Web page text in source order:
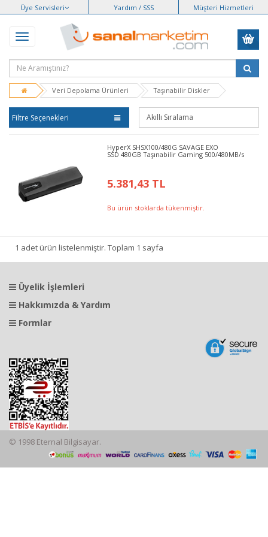
Üye Servisleri Yardım / SSS Müşteri Hizmetleri
Veri Depolama Ürünleri Taşınabilir Diskler
Filtre Seçenekleri
HyperX SHSX100/480G SAVAGE EXO
SSD 480GB Taşınabilir Gaming 500/480MB/s
5.381,43 TL
Bu ürün stoklarda tükenmiştir.
1 adet ürün listelenmiştir. Toplam 1 sayfa
Üyelik İşlemleri
Hakkımızda & Yardım
Formlar
© 1998 Eternal Bilgisayar.